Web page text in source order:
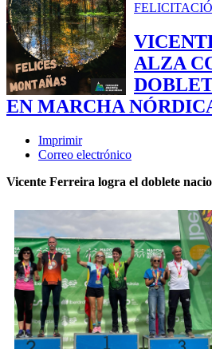
ALZA
EN MARCHA
Imprimir
Correo electrónico
Vicente Ferreira logra el doblete